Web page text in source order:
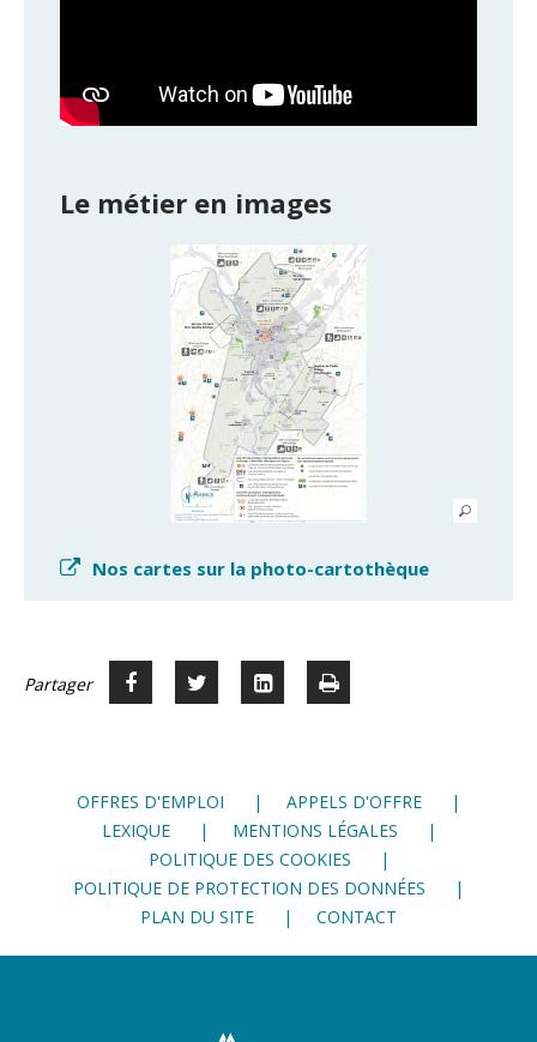
Le métier en images
Nos cartes sur la photo-cartothèque
Partager Partager
Partager
Voir
Imprimer
OFFRES D'EMPLOI
APPELS D'OFFRE
LEXIQUE
MENTIONS LÉGALES
POLITIQUE DES COOKIES
POLITIQUE DE PROTECTION DES DONNÉES
PLAN DU SITE
CONTACT